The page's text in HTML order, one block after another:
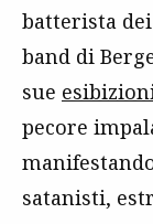
batterista dei
band di
sue
pecore
satanisti,